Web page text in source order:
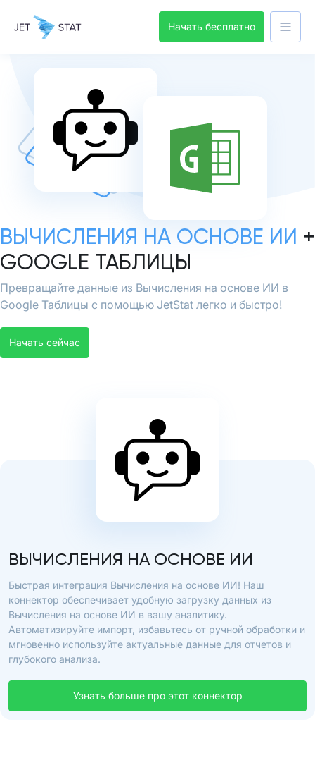
Начать бесплатно
ВЫЧИСЛЕНИЯ НА ОСНОВЕ ИИ +
GOOGLE ТАБЛИЦЫ
Превращайте данные из Вычисления на основе ИИ в
Google Таблицы с помощью JetStat легко и быстро!
Начать сейчас
ВЫЧИСЛЕНИЯ НА ОСНОВЕ ИИ
Быстрая интеграция Вычисления на основе ИИ! Наш
коннектор обеспечивает удобную загрузку данных из
Вычисления на основе ИИ в вашу аналитику.
Автоматизируйте импорт, избавьтесь от ручной обработки и
мгновенно используйте актуальные данные для отчетов и
глубокого анализа.
Узнать больше про этот коннектор